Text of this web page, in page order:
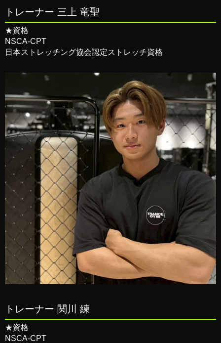
トレーナー 三上 竜聖
★資格
NSCA-CPT
日本ストレッチング協会認定ストレッチ資格
トレーナー 関川 練
★資格
NSCA-CPT